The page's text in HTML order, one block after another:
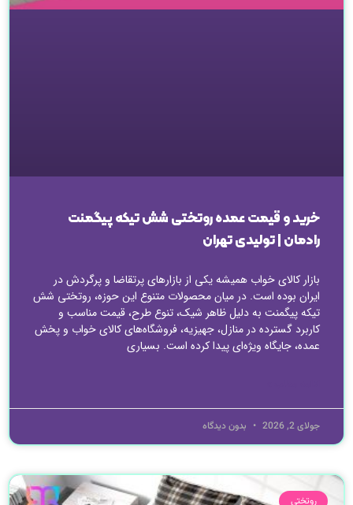
خرید و قیمت عمده روتختی شش تیکه پیگمنت
رادمان | تولیدی تهران
بازار کالای خواب همیشه یکی از بازارهای پرتقاضا و پرگردش در
ایران بوده است. در میان محصولات متنوع این حوزه، روتختی شش
تیکه پیگمنت به دلیل ظاهر شیک، تنوع طرح، قیمت مناسب و
کاربرد گسترده در منازل، جهیزیه، فروشگاه‌های کالای خواب و پخش
عمده، جایگاه ویژه‌ای پیدا کرده است. بسیاری
جولای 2, 2026 بدون دیدگاه
روتختی